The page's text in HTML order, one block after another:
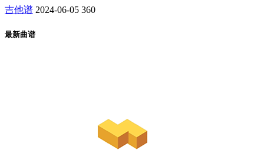
吉他谱 2024-06-05 360
最新曲谱